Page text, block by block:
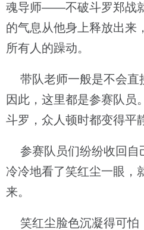
魂导师——不破斗罗郑战
的气息从他身上释放出来
所有人的躁动。
带队老师一般是不会直
因此，这里都是参赛队员
斗罗，众人顿时都变得平
参赛队员们纷纷收回自
冷冷地看了笑红尘一眼，
来。
笑红尘脸色沉凝得可怕